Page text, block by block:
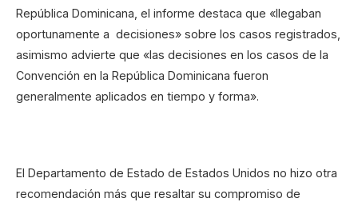
República Dominicana, el informe destaca que «llegaban
oportunamente a decisiones» sobre los casos registrados,
asimismo advierte que «las decisiones en los casos de la
Convención en la República Dominicana fueron
generalmente aplicados en tiempo y forma».
El Departamento de Estado de Estados Unidos no hizo otra
recomendación más que resaltar su compromiso de